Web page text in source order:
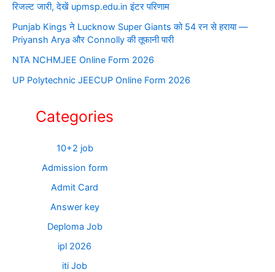
रिजल्ट जारी, देखें upmsp.edu.in इंटर परिणाम
Punjab Kings ने Lucknow Super Giants को 54 रन से हराया —
Priyansh Arya और Connolly की तूफानी पारी
NTA NCHMJEE Online Form 2026
UP Polytechnic JEECUP Online Form 2026
Categories
10+2 job
Admission form
Admit Card
Answer key
Deploma Job
ipl 2026
iti Job